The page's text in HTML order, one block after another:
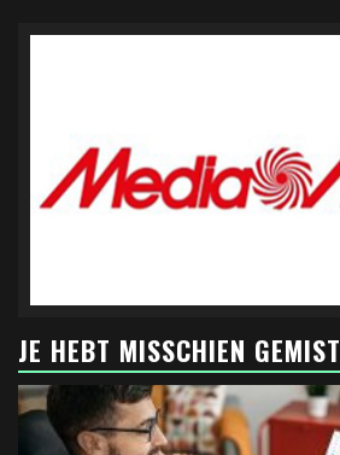
JE HEBT MISSCHIEN GEMIST